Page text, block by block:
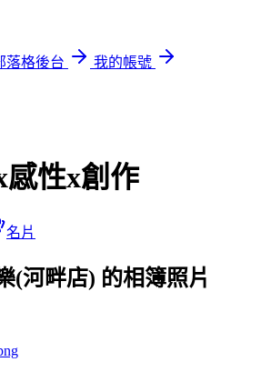
落格後台
我的帳號
感性x創作
名片
(河畔店) 的相簿照片